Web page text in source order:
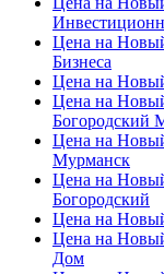
Цена на
Бизнеса
Цена на
Цена на
Богородский
Цена на
Мурманск
Цена на
Богородский
Цена на
Цена на
Дом